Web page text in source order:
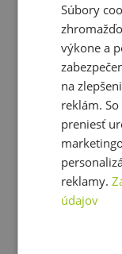
NATIOS Melatonin
90 kapslí
Súbory
výkone a
na
reklám.
preniesť
reklamy.
údajov